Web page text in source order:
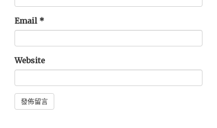
Email *
Website